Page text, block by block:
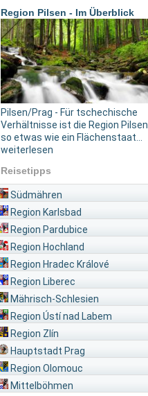
Region Pilsen - Im Überblick
Pilsen/Prag - Für tschechische
Verhältnisse ist die Region Pilsen
so etwas wie ein Flächenstaat...
weiterlesen
Reisetipps
Südmähren
Region Karlsbad
Region Pardubice
Region Hochland
Region Hradec Králové
Region Liberec
Mährisch-Schlesien
Region Ústí nad Labem
Region Zlín
Hauptstadt Prag
Region Olomouc
Mittelböhmen